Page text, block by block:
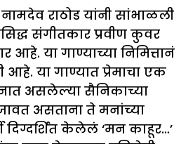
नामदेव राठोड यांनी सांभाळली
संगीतकार प्रवीण कुवर
या गाण्याच्या निमित्तानं
या गाण्यात प्रेमाचा एक
असलेल्या सैनिकाच्या
असताना ते मनांच्या
केलेलं ‘मन काहूर…’